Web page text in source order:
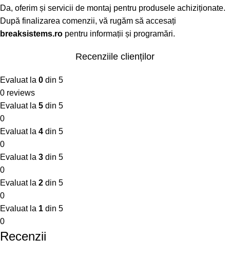
Da, oferim și servicii de montaj pentru produsele achiziționate.
După finalizarea comenzii, vă rugăm să accesați
breaksistems.ro pentru informații și programări.
Recenziile clienților
Evaluat la 0 din 5
0 reviews
Evaluat la 5 din 5
0
Evaluat la 4 din 5
0
Evaluat la 3 din 5
0
Evaluat la 2 din 5
0
Evaluat la 1 din 5
0
Recenzii